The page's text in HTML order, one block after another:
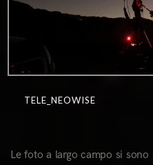
TELE_NEOWISE
Le foto a largo campo si